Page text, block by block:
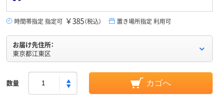
時間帯指定 指定可 ￥385（税込） 置き場所指定 利用可
お届け先住所：
東京都江東区
数量 カゴへ